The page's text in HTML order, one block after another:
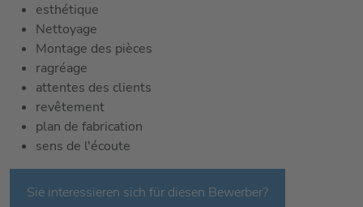
esthétique
Nettoyage
Montage des pièces
ragréage
attentes des clients
revêtement
plan de fabrication
sens de l'écoute
Sie interessieren sich für diesen Bewerber?